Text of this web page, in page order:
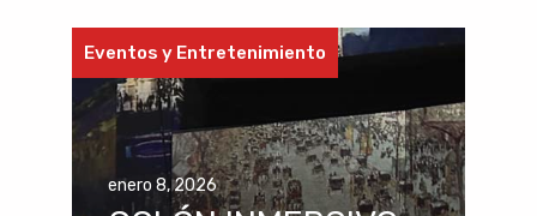
Eventos y Entretenimiento
enero 8, 2026